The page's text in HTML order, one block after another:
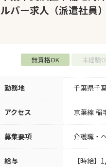
ルパー求人（派遣社員）
無資格OK 未経験
勤務地 千葉県千
アクセス 京葉線 稲
募集要項 介護職・
給与 【時給】